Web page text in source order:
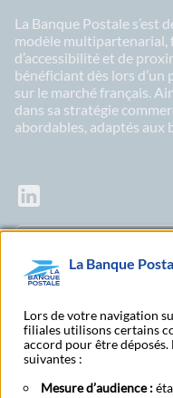
La Banque Postale s’est
modèle multipartenarial,
d’accessibilité et de
bénéficiant dès lors
sur le marché français.
dans sa stratégie
abordables, adaptés aux
Rechercher un
de poste
La Banque
Lors de votre navigation
filiales utilisons certains
accord pour être déposés.
suivantes :
Mesure d’audience :